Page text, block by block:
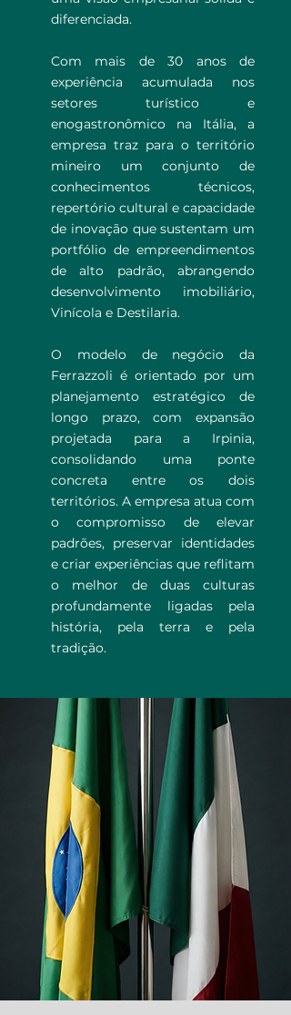
diferenciada.
Com mais de 30 anos de
experiência acumulada nos
setores turístico e
enogastronômico na Itália, a
empresa traz para o território
mineiro um conjunto de
conhecimentos técnicos,
repertório cultural e capacidade
de inovação que sustentam um
portfólio de empreendimentos
de alto padrão, abrangendo
desenvolvimento imobiliário,
Vinícola e Destilaria.
O modelo de negócio da
Ferrazzoli é orientado por um
planejamento estratégico de
longo prazo, com expansão
projetada para a Irpinia,
consolidando uma ponte
concreta entre os dois
territórios. A empresa atua com
o compromisso de elevar
padrões, preservar identidades
e criar experiências que reflitam
o melhor de duas culturas
profundamente ligadas pela
história, pela terra e pela
tradição.